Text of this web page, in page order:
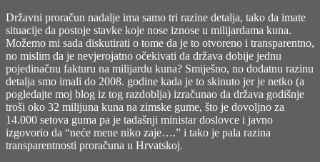
Državni proračun nadalje ima samo tri razine detalja, tako da imate
situacije da postoje stavke koje nose iznose u milijardama kuna.
Možemo mi sada diskutirati o tome da je to otvoreno i transparentno,
no mislim da je nevjerojatno očekivati da država dobije jednu
pojedinačnu fakturu na milijardu kuna? Smiješno, no dodatnu razinu
detalja smo imali do 2008. godine kada je to skinuto jer je netko (a
pogledajte moj blog iz tog razdoblja) izračunao da država godišnje
troši oko 32 milijuna kuna na zimske gume, što je dovoljno za
14.000 setova guma pa je tadašnji ministar doslovce i javno
izgovorio da “neće mene niko zaje….” i tako je pala razina
transparentnosti proračuna u Hrvatskoj.